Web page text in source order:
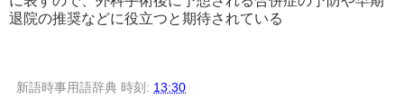
退院の推奨などに役立つと期待されている
新語時事用語辞典 時刻: 13:30